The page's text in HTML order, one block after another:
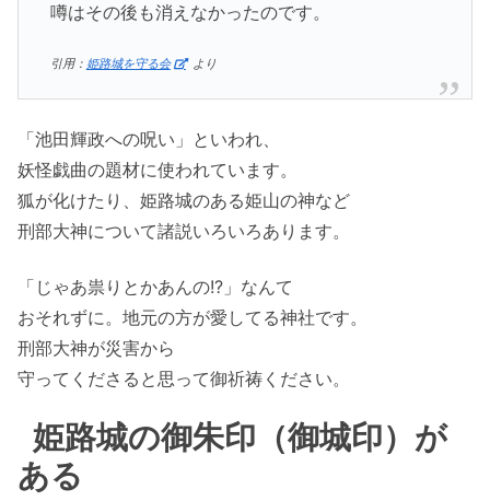
噂はその後も消えなかったのです。
引用： 姫路城を守る会 より
「池田輝政への呪い」といわれ、
妖怪戯曲の題材に使われています。
狐が化けたり、姫路城のある姫山の神など
刑部大神について諸説いろいろあります。
「じゃあ祟りとかあんの!?」なんて
おそれずに。地元の方が愛してる神社です。
刑部大神が災害から
守ってくださると思って御祈祷ください。
姫路城の御朱印（御城印）が
ある